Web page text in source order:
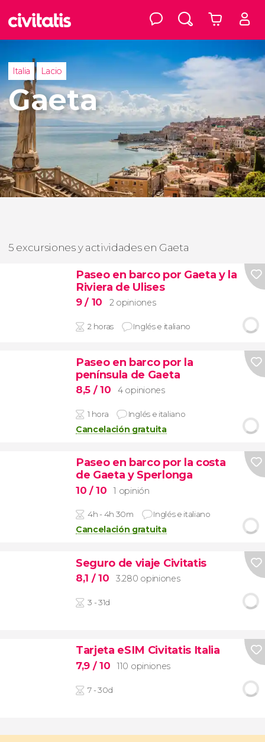
Italia Lacio
Gaeta
5 excursiones y actividades en Gaeta
Paseo en barco por Gaeta y la
Riviera de Ulises
9/ 10 2 opiniones
2 horas Inglés e italiano
Paseo en barco por la
península de Gaeta
8,5 / 10 4 opiniones
1 hora Inglés e italiano
Cancelación gratuita
Paseo en barco por la costa
de Gaeta y Sperlonga
10 / 10 1 opinión
4h - 4h 30m Inglés e italiano
Cancelación gratuita
Seguro de viaje Civitatis
8,1 / 10 3.280 opiniones
3 - 31d
Tarjeta eSIM Civitatis Italia
7,9 / 10 110 opiniones
7 - 30d